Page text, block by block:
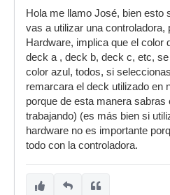
Hola me llamo José, bien esto
vas a utilizar una controladora,
Hardware, implica que el color
deck a , deck b, deck c, etc,
color azul, todos, si
remarcara el deck utilizado en
porque de esta manera
trabajando) (es más bien si
hardware no es importante
todo con la controladora.